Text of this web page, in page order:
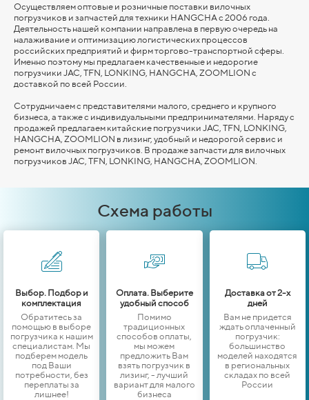
Осуществляем оптовые и розничные поставки вилочных
погрузчиков и запчастей для техники HANGCHA с 2006 года.
Деятельность нашей компании направлена в первую очередь на
налаживание и оптимизацию логистических процессов
российских предприятий и фирм торгово-транспортной сферы.
Именно поэтому мы предлагаем качественные и недорогие
погрузчики JAC, TFN, LONKING, HANGCHA, ZOOMLION с
доставкой по всей России.
Сотрудничаем с представителями малого, среднего и крупного
бизнеса, а также с индивидуальными предпринимателями. Наряду с
продажей предлагаем китайские погрузчики JAC, TFN, LONKING,
HANGCHA, ZOOMLION в лизинг, удобный и недорогой сервис и
ремонт вилочных погрузчиков. В продаже запчасти для вилочных
погрузчиков JAC, TFN, LONKING, HANGCHA, ZOOMLION
Схема работы
Выбор. Подбор и
комплектация
Обратитесь за
помощью в выборе
погрузчика к нашим
специалистам. Мы
подберем модель
под Ваши
потребности, без
переплаты за
лишнее!
Оплата. Выберите
удобный способ
Помимо
традиционных
способов оплаты,
мы можем
предложить Вам
взять погрузчик в
лизинг, - лучший
вариант для малого
бизнеса
Доставка от 2-х
дней
Вам не придется
ждать оплаченный
погрузчик:
большинство
моделей находятся
в региональных
складах по всей
России